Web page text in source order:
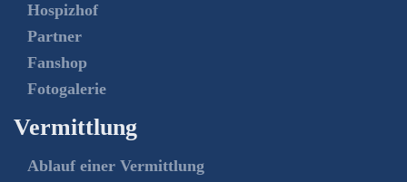
Hospizhof
Partner
Fanshop
Fotogalerie
Vermittlung
Ablauf einer Vermittlung